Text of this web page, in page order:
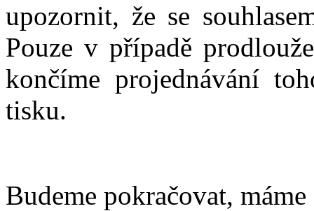
upozornit, že se
Pouze v případě
končíme projednávání
tisku.
Budeme pokračovat, máme